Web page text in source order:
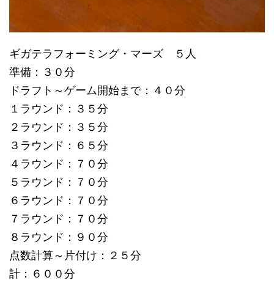
ギガテラフォーミング・マーズ ５人
準備：３０分
ドラフト～ゲーム開始まで：４０分
１ラウンド：３５分
２ラウンド：３５分
３ラウンド：６５分
４ラウンド：７０分
５ラウンド：７０分
６ラウンド：７０分
７ラウンド：７０分
８ラウンド：９０分
点数計算～片付け：２５分
計：６００分